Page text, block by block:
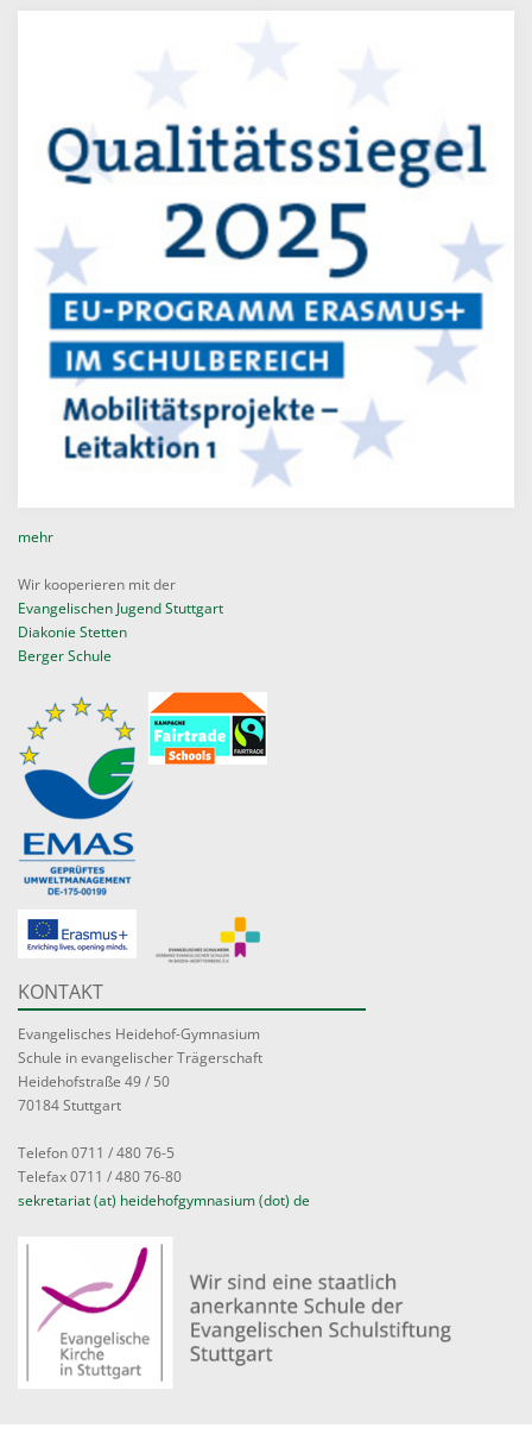
mehr
Wir kooperieren mit der
Evangelischen Jugend Stuttgart
Diakonie Stetten
Berger Schule
KONTAKT
Evangelisches Heidehof-Gymnasium
Schule in evangelischer Trägerschaft
Heidehofstraße 49 / 50
70184 Stuttgart
Telefon 0711 / 480 76-5
Telefax 0711 / 480 76-80
sekretariat (at) heidehofgymnasium (dot) de